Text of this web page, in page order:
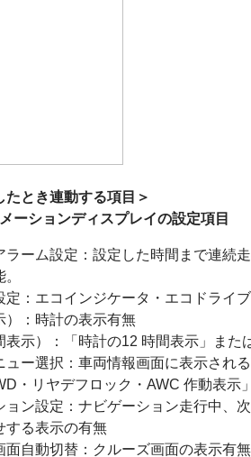
たとき連動する項目＞
ーションディスプレイの設定項目
ラーム設定：設定した時間まで連続
。
定：エコインジケータ・エコドライ
）：時計の表示有無
表示）：「時計の12 時間表示」また
ュー選択：車両情報画面に表示され
・リヤデフロック・AWC 作動表示
ョン設定：ナビゲーション走行中、
する表示の有無
面自動切替：クルーズ画面の表示有